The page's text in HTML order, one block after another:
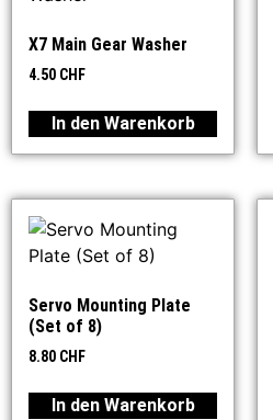
X7 Main Gear Washer
4.50 CHF
In den Warenkorb
Servo Mounting Plate
(Set of 8)
8.80 CHF
In den Warenkorb